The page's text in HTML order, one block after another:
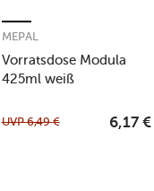
Vorratsdose Modula
425ml weiß
MEPAL
UVP6,49 € 6,17 €